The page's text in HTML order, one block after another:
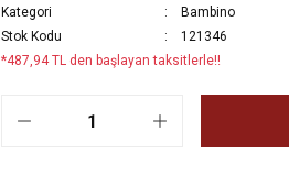
Kategori
Bambino
Stok Kodu
121346
*487,94 TL den başlayan taksitlerle!!